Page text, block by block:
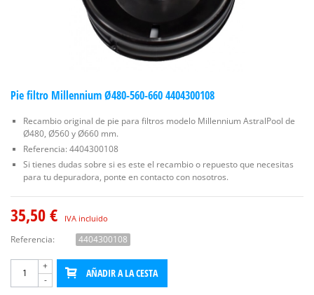
Pie filtro Millennium Ø480-560-660 4404300108
Recambio original de pie para filtros modelo Millennium AstralPool de
Ø480, Ø560 y Ø660 mm.
Referencia: 4404300108
Si tienes dudas sobre si es este el recambio o repuesto que necesitas
para tu depuradora, ponte en contacto con nosotros.
35,50 € IVA incluido
Referencia: 4404300108
-
+
AÑADIR A LA CESTA